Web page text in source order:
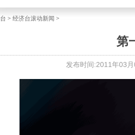
> 经济台滚动新闻 >
第
发布时间:2011年03